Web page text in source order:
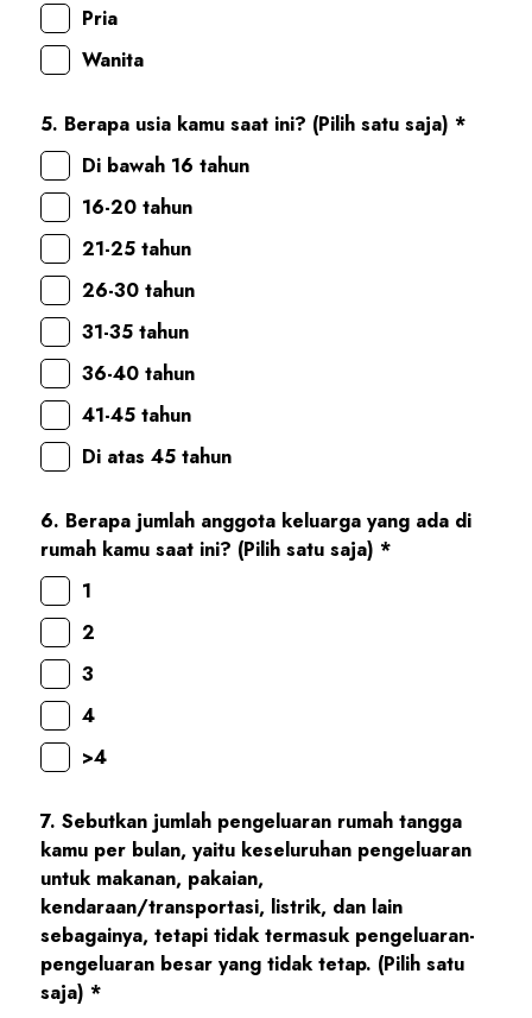
Pria
Wanita
5. Berapa usia kamu saat ini? (Pilih satu saja) *
Di bawah 16 tahun
16-20 tahun
21-25 tahun
26-30 tahun
31-35 tahun
36-40 tahun
41-45 tahun
Di atas 45 tahun
6. Berapa jumlah anggota keluarga yang ada di
rumah kamu saat ini? (Pilih satu saja) *
1
2
3
4
>4
7. Sebutkan jumlah pengeluaran rumah tangga
kamu per bulan, yaitu keseluruhan pengeluaran
untuk makanan, pakaian,
kendaraan/transportasi, listrik, dan lain
sebagainya, tetapi tidak termasuk pengeluaran-
pengeluaran besar yang tidak tetap. (Pilih satu
saja) *